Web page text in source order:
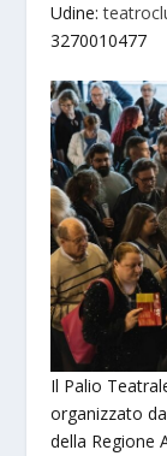
Udine:
3270010477
Il Palio
organizzato
della Regione